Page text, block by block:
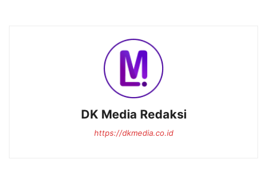
DK Media Redaksi
https://dkmedia.co.id